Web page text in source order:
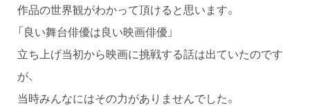
作品の世界観がわかって頂けると思います。
「良い舞台俳優は良い映画俳優」
立ち上げ当初から映画に挑戦する話は出ていたのです
が、
当時みんなにはその力がありませんでした。